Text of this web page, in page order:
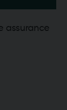
assurance